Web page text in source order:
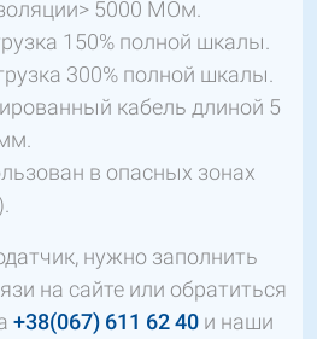
5000 МОм.
150% полной шкалы.
300% полной шкалы.
кабель длиной 5
в опасных зонах
нужно заполнить
на сайте или обратиться
+38(067) 611 62 40 и наши